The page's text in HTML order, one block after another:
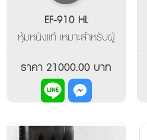
EF-910 HL
หุ้มหนังแท้ เหมาะสำหรับผู้
ราคา 21000.00 บาท